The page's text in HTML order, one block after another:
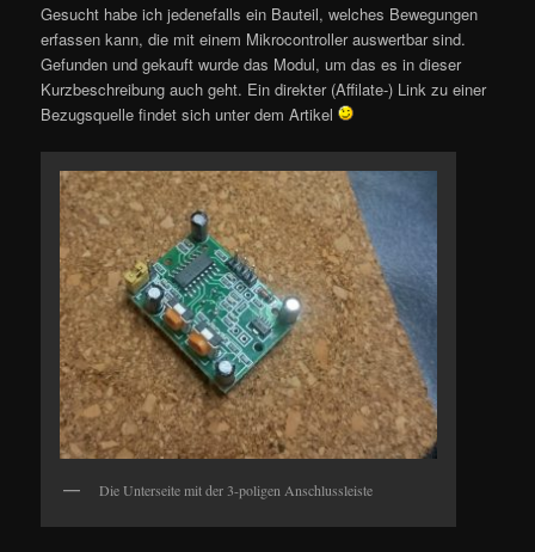
Gesucht habe ich jedenefalls ein Bauteil, welches Bewegungen
erfassen kann, die mit einem Mikrocontroller auswertbar sind.
Gefunden und gekauft wurde das Modul, um das es in dieser
Kurzbeschreibung auch geht. Ein direkter (Affilate-) Link zu einer
Bezugsquelle findet sich unter dem Artikel
Die Unterseite mit der 3-poligen Anschlussleiste